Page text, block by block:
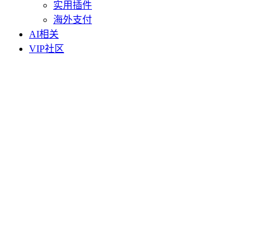
实用插件
海外支付
AI相关
VIP社区